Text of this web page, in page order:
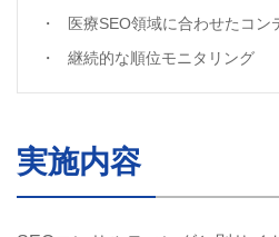
医療SEO領域に合わせたコン
継続的な順位モニタリング
実施内容